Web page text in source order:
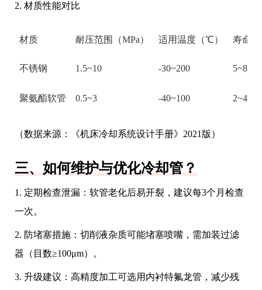
2. 材质性能对比
材质 耐压范围（MPa） 适用温度（℃） 寿命
不锈钢 1.5~10 -30~200 5~8
聚氨酯软管 0.5~3 -40~100 2~4
（数据来源：《机床冷却系统设计手册》2021版）
三、如何维护与优化冷却管？
1. 定期检查泄漏：软管老化后易开裂，建议每3个月检查
一次。
2. 防堵塞措施：切削液杂质可能堵塞喷嘴，需加装过滤
器（目数≥100μm）。
3. 升级建议：高精度加工可选用内衬特氟龙管，减少残